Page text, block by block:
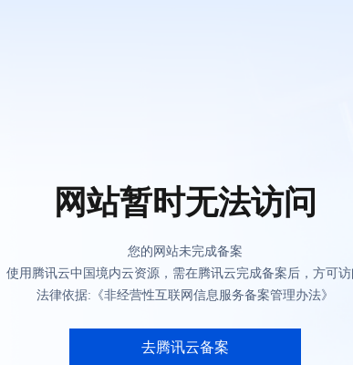
网站暂时无法访问
您的网站未完成备案
使用腾讯云中国境内云资源，需在腾讯云完成备案后，方可
法律依据:《非经营性互联网信息服务备案管理办法》
去腾讯云备案